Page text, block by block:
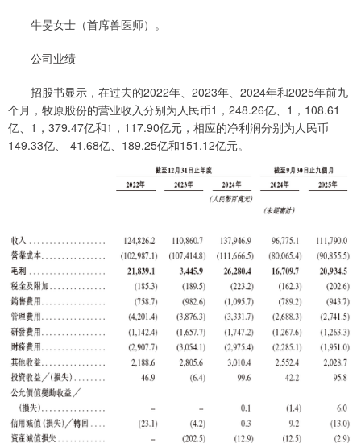
牛旻女士（首席兽医师）。
公司业绩
招股书显示，在过去的2022年、2023年、2024年和2025年前九
个月，牧原股份的营业收入分别为人民币1，248.26亿、1，108.61
亿、1，379.47亿和1，117.90亿元，相应的净利润分别为人民币
149.33亿、-41.68亿、189.25亿和151.12亿元。